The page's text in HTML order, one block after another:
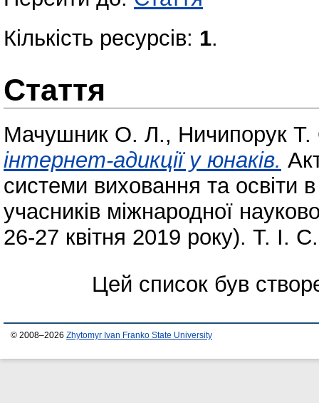
Кількість ресурсів: 1.
Стаття
Мачушник О. Л., Ничипорук
інтернет-адикції у юнаків.
системи виховання та освіти
учасників міжнародної
26-27 квітня 2019 року). Т. І.
Цей список був
© 2008–2026 Zhytomyr Ivan Franko State University